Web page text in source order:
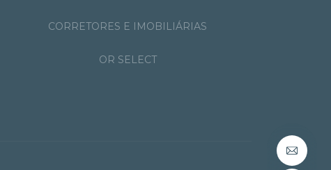
CORRETORES E IMOBILIÁRIAS
OR SELECT